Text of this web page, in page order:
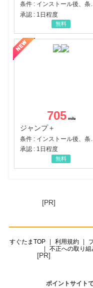
条件 :
承認 : 1日程度
無料
705
ジャンプ＋
承認 : 1日程度
無料
[PR]
すぐたまTOP 利用規約
不正への取り組
[PR]
ポイントサイト